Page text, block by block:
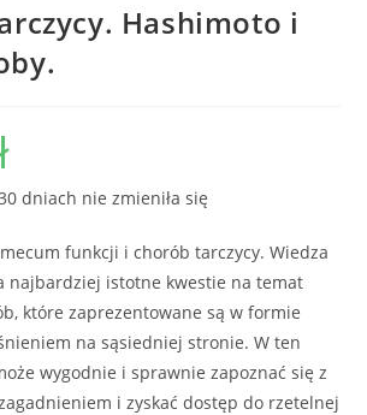
Hashimoto i
dniach nie zmieniła się
funkcji i chorób tarczycy. Wiedza
najbardziej istotne kwestie na temat
które zaprezentowane są w formie
na sąsiedniej stronie. W ten
wygodnie i sprawnie zapoznać się z
i zyskać dostęp do rzetelnej